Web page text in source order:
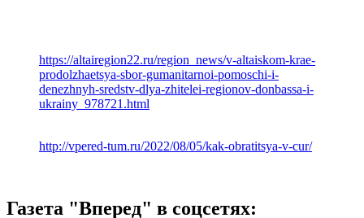
https://altairegion22.ru/region_news/v-altaiskom-krae-
prodolzhaetsya-sbor-gumanitarnoi-pomoschi-i-
denezhnyh-sredstv-dlya-zhitelei-regionov-donbassa-i-
ukrainy_978721.html
http://vpered-tum.ru/2022/08/05/kak-obratitsya-v-cur/
Газета "Вперед" в соцсетях: